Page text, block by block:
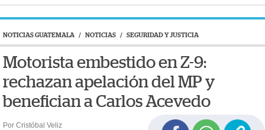
NOTICIAS GUATEMALA / NOTICIAS / SEGURIDAD Y JUSTICIA
Motorista embestido en Z-9:
rechazan apelación del MP y
benefician a Carlos Acevedo
Por Cristóbal Veliz